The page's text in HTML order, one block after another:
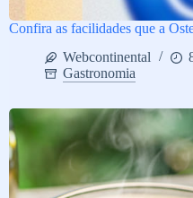
Confira as facilidades que a
Webcontinental
Gastronomia